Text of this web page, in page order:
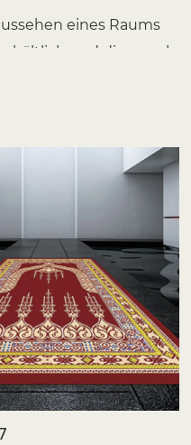
eines Raums
und dienen als
kalt und unangenehm
wodurch ein
die Wärme in einem
Schall zu
wieder, aber das
und eine ruhigere und
Büros oder